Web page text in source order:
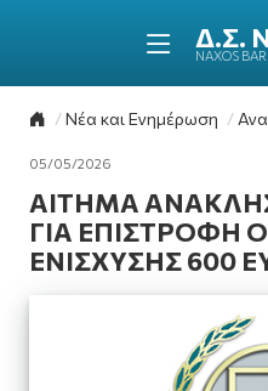
NAXOS
Επιστροφή στην αρχική
Νέα και Ενημέρωση
05/05/2026
ΑΙΤΗΜΑ
ΓΙΑ ΕΠΙΣΤΡΟΦΗ
ΕΝΙΣΧΥΣΗΣ 600